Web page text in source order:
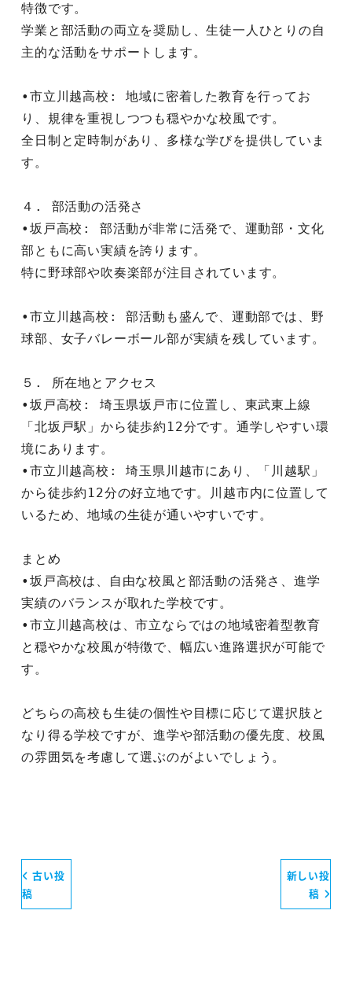
特徴です。
学業と部活動の両立を奨励し、生徒一人ひとりの自
主的な活動をサポートします。
•市立川越高校: 地域に密着した教育を行ってお
り、規律を重視しつつも穏やかな校風です。
全日制と定時制があり、多様な学びを提供していま
す。
４. 部活動の活発さ
•坂戸高校: 部活動が非常に活発で、運動部・文化
部ともに高い実績を誇ります。
特に野球部や吹奏楽部が注目されています。
•市立川越高校: 部活動も盛んで、運動部では、野
球部、女子バレーボール部が実績を残しています。
５. 所在地とアクセス
•坂戸高校: 埼玉県坂戸市に位置し、東武東上線
「北坂戸駅」から徒歩約12分です。通学しやすい環
境にあります。
•市立川越高校: 埼玉県川越市にあり、「川越駅」
から徒歩約12分の好立地です。川越市内に位置して
いるため、地域の生徒が通いやすいです。
まとめ
•坂戸高校は、自由な校風と部活動の活発さ、進学
実績のバランスが取れた学校です。
•市立川越高校は、市立ならではの地域密着型教育
と穏やかな校風が特徴で、幅広い進路選択が可能で
す。
どちらの高校も生徒の個性や目標に応じて選択肢と
なり得る学校ですが、進学や部活動の優先度、校風
の雰囲気を考慮して選ぶのがよいでしょう。
古い投
稿
新しい投
稿